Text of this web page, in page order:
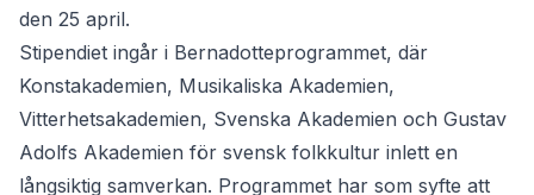
den 25 april.
Stipendiet ingår i Bernadotteprogrammet, där
Konstakademien, Musikaliska Akademien,
Vitterhetsakademien, Svenska Akademien och Gustav
Adolfs Akademien för svensk folkkultur inlett en
långsiktig samverkan. Programmet har som syfte att